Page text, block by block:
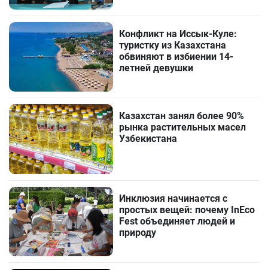
Конфликт на Иссык-Куле:
туристку из Казахстана
обвиняют в избиении 14-
летней девушки
Казахстан занял более 90%
рынка растительных масел
Узбекистана
Инклюзия начинается с
простых вещей: почему InEco
Fest объединяет людей и
природу